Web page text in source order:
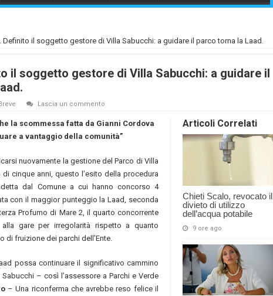
Definito il soggetto gestore di Villa Sabucchi: a guidare il parco torna la Laad.
il soggetto gestore di Villa Sabucchi: a guidare il
Lascia un commento
Articoli Correlati
Chieti Scalo, revocato il
divieto di utilizzo
dell’acqua potabile
9 ore ago
la scommessa fatta da Gianni Cordova
a vantaggio della comunità”
nuovamente la gestione del Parco di Villa
cinque anni, questo l’esito della procedura
dal Comune a cui hanno concorso 4
con il maggior punteggio la Laad, seconda
Profumo di Mare 2, il quarto concorrente
gare per irregolarità rispetto a quanto
di fruizione dei parchi dell’Ente.
possa continuare il significativo cammino
– così l’assessore a Parchi e Verde
– Una riconferma che avrebbe reso felice il